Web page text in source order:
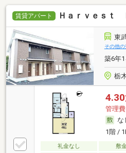
賃貸アパート Ｈａｒｖｅｓｔ
東
その他の
築6年
栃
4.30
管理
な
1階 /
礼金なし 敷